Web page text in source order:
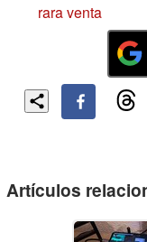
rara venta
Artículos